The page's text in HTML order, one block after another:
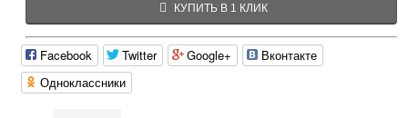
КУПИТЬ В 1 КЛИК
Facebook Twitter Google+
Вконтакте
Одноклассники